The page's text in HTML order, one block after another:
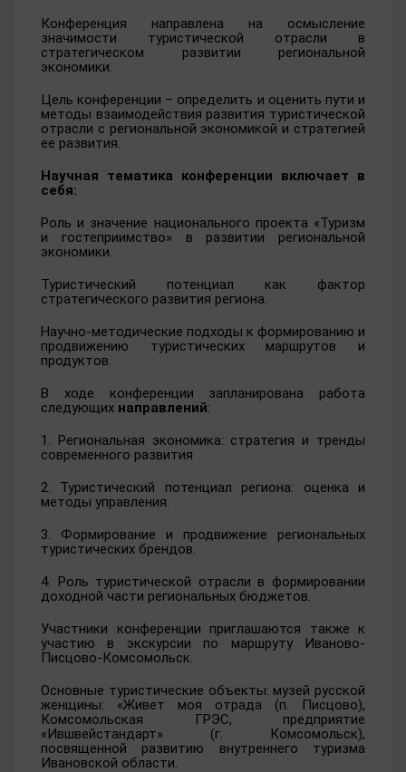
Конференция направлена на осмысление
значимости туристической отрасли в
стратегическом развитии региональной
экономики.
Цель конференции – определить и оценить пути и
методы взаимодействия развития туристической
отрасли с региональной экономикой и стратегией
ее развития.
Научная тематика конференции включает в
себя:
Роль и значение национального проекта «Туризм
и гостеприимство» в развитии региональной
экономики.
Туристический потенциал как фактор
стратегического развития региона.
Научно-методические подходы к формированию и
продвижению туристических маршрутов и
продуктов.
В ходе конференции запланирована работа
следующих направлений:
1. Региональная экономика: стратегия и тренды
современного развития
2. Туристический потенциал региона: оценка и
методы управления.
3. Формирование и продвижение региональных
туристических брендов.
4. Роль туристической отрасли в формировании
доходной части региональных бюджетов.
Участники конференции приглашаются также к
участию в экскурсии по маршруту Иваново-
Писцово-Комсомольск.
Основные туристические объекты: музей русской
женщины: «Живет моя отрада (п. Писцово),
Комсомольская ГРЭС, предприятие
«Ившвейстандарт» (г. Комсомольск),
посвященной развитию внутреннего туризма
Ивановской области.